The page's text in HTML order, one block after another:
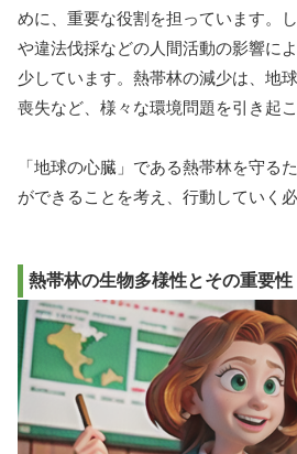
めに、重要な役割を担っています。
や違法伐採などの人間活動の影響に
少しています。熱帯林の減少は、地
喪失など、様々な環境問題を引き起
「地球の心臓」である熱帯林を守る
ができることを考え、行動していく
熱帯林の生物多様性とその重要性